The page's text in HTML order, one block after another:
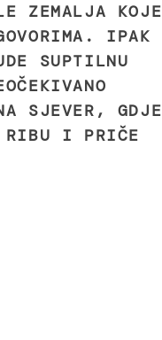
ZEMALJA KOJE
IPAK
SUPTILNU
SJEVER, GDJE
RIBU I PRIČE